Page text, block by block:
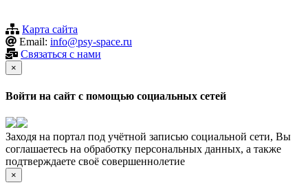
Карта сайта
Email: info@psy-space.ru
Связаться с нами
×
Войти на сайт с помощью социальных сетей
Заходя на портал под учётной записью социальной сети, Вы
соглашаетесь на обработку персональных данных, а также
подтверждаете своё совершеннолетие
×